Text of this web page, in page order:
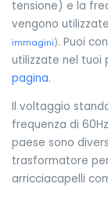
tensione) e la
vengono
immagini). Puoi
utilizzate nel tuoi
pagina.
Il voltaggio
frequenza di
paese sono
trasformatore
arricciacapelli